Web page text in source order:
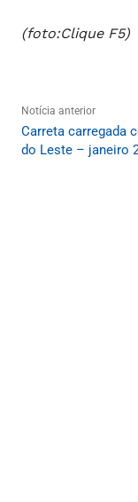
(foto:Clique F5)
Notícia anterior
Carreta carregada
do Leste – janeiro